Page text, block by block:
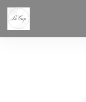
Panel pro správu